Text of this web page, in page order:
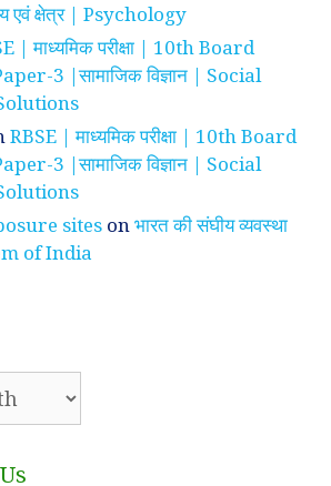
एवं क्षेत्र | Psychology
| माध्यमिक परीक्षा | 10th Board
3 |सामाजिक विज्ञान | Social
RBSE | माध्यमिक परीक्षा | 10th Board
3 |सामाजिक विज्ञान | Social
sites onभारत की संघीय व्यवस्था
of India